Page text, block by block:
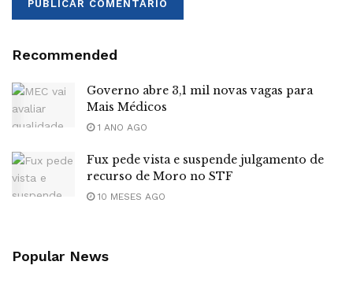
Recommended
Governo abre 3,1 mil novas vagas para
Mais Médicos
1 ANO AGO
Fux pede vista e suspende julgamento de
recurso de Moro no STF
10 MESES AGO
Popular News